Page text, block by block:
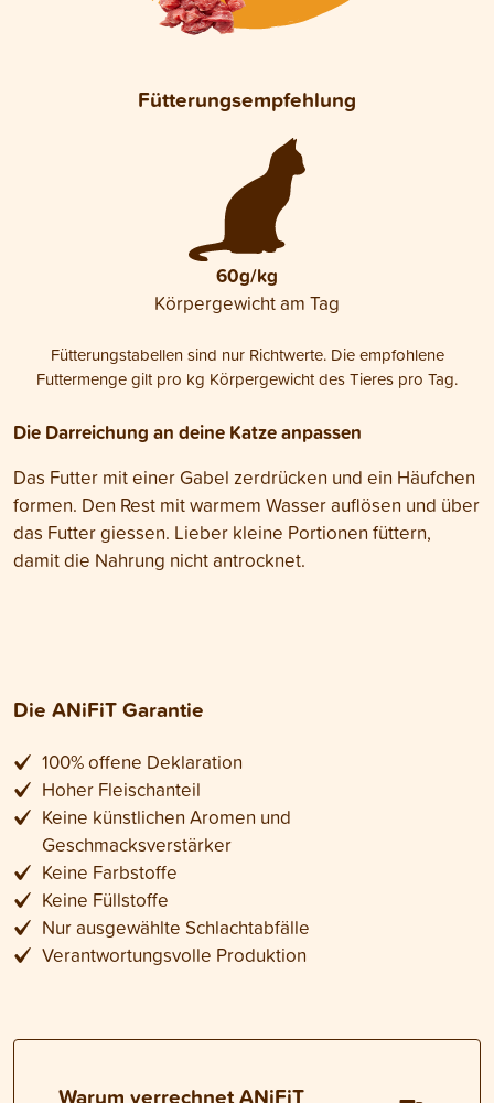
Fütterungsempfehlung
60g/kg
Körpergewicht am Tag
Fütterungstabellen sind nur Richtwerte. Die empfohlene
Futtermenge gilt pro kg Körpergewicht des Tieres pro Tag.
Die Darreichung an deine Katze anpassen
Das Futter mit einer Gabel zerdrücken und ein Häufchen
formen. Den Rest mit warmem Wasser auflösen und über
das Futter giessen. Lieber kleine Portionen füttern,
damit die Nahrung nicht antrocknet.
Die ANiFiT Garantie
100% offene Deklaration
Hoher Fleischanteil
Keine künstlichen Aromen und
Geschmacksverstärker
Keine Farbstoffe
Keine Füllstoffe
Nur ausgewählte Schlachtabfälle
Verantwortungsvolle Produktion